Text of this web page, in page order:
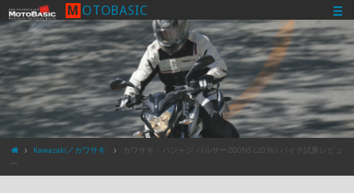
M OTOBASIC
Kawasaki／カワサキ
カワサキ・バジャジ パルサー200NS (2016) バイク試乗レビュ